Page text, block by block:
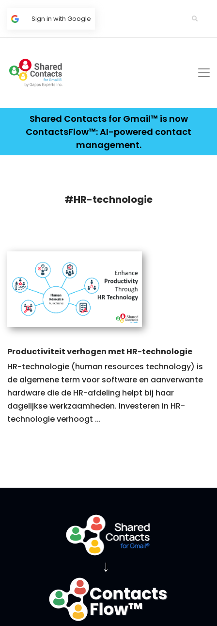
Sign in with Google
Shared Contacts for Gmail™ is now
ContactsFlow™: AI-powered contact
management.
#HR-technologie
Productiviteit verhogen met HR-technologie
HR-technologie (human resources technology) is
de algemene term voor software en aanverwante
hardware die de HR-afdeling helpt bij haar
dagelijkse werkzaamheden. Investeren in HR-
technologie verhoogt ...
→